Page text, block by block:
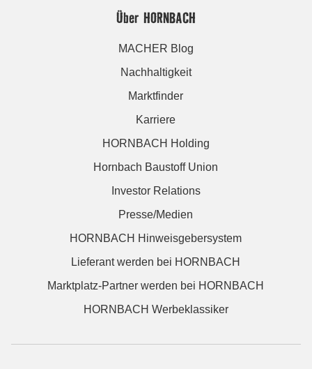
Über HORNBACH
MACHER Blog
Nachhaltigkeit
Marktfinder
Karriere
HORNBACH Holding
Hornbach Baustoff Union
Investor Relations
Presse/Medien
HORNBACH Hinweisgebersystem
Lieferant werden bei HORNBACH
Marktplatz-Partner werden bei HORNBACH
HORNBACH Werbeklassiker